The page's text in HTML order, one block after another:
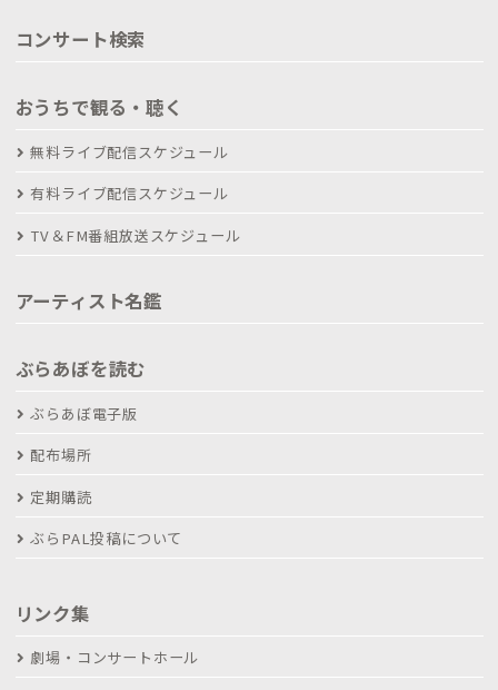
コンサート検索
おうちで観る・聴く
無料ライブ配信スケジュール
有料ライブ配信スケジュール
TV＆FM番組放送スケジュール
アーティスト名鑑
ぶらあぼを読む
ぶらあぼ電子版
配布場所
定期購読
ぶらPAL投稿について
リンク集
劇場・コンサートホール